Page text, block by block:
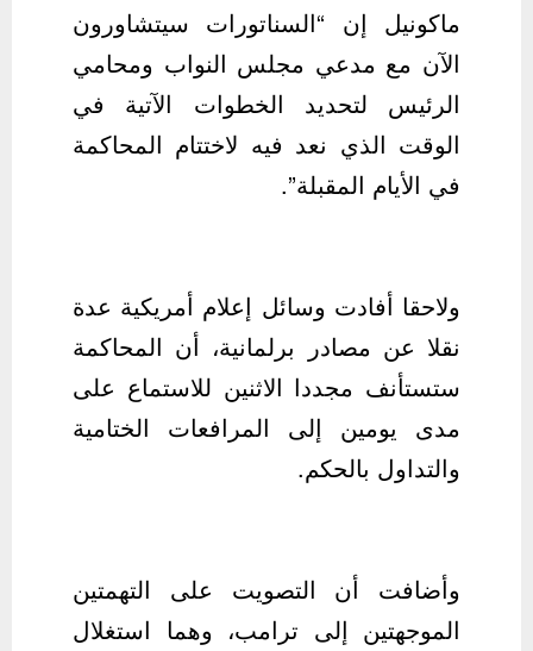
ماكونيل إن “السناتورات سيتشاورون
الآن مع مدعي مجلس النواب ومحامي
الرئيس لتحديد الخطوات الآتية في
الوقت الذي نعد فيه لاختتام المحاكمة
في الأيام المقبلة”.
ولاحقا أفادت وسائل إعلام أمريكية عدة
نقلا عن مصادر برلمانية، أن المحاكمة
ستستأنف مجددا الاثنين للاستماع على
مدى يومين إلى المرافعات الختامية
والتداول بالحكم.
وأضافت أن التصويت على التهمتين
الموجهتين إلى ترامب، وهما استغلال